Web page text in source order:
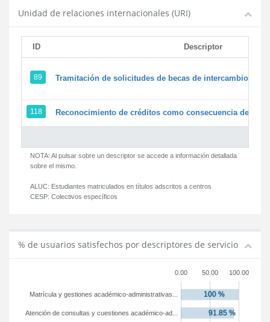
Unidad de relaciones internacionales (URI)
ID Descriptor
89 Tramitación de solicitudes de becas de intercambio
118 Reconocimiento de créditos como consecuencia de un
NOTA: Al pulsar sobre un descriptor se accede a información detallada
sobre el mismo.
ALUC: Estudiantes matriculados en títulos adscritos a centros
CESP: Colectivos específicos
% de usuarios satisfechos por descriptores de servicio
0.00 50.00 100.00
Atención de consultas y cuestiones académico-ad...
Matrícula y gestiones académico-administrativas...